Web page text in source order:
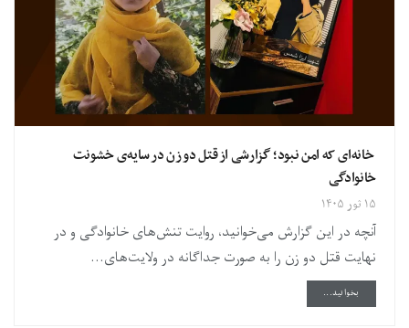
خانه‌ای که امن نبود؛ گزارشی‌‌‌ از قتل دو زن در سایه‌ی خشونت
خانوادگی
۱۵ ثور ۱۴۰۵
آنچه در این گزارش می‌خوانید، روایت تنش‌های خانوادگی و در
نهایت قتل دو زن را به صورت جداگانه در ولایت‌های...
بخوانید...